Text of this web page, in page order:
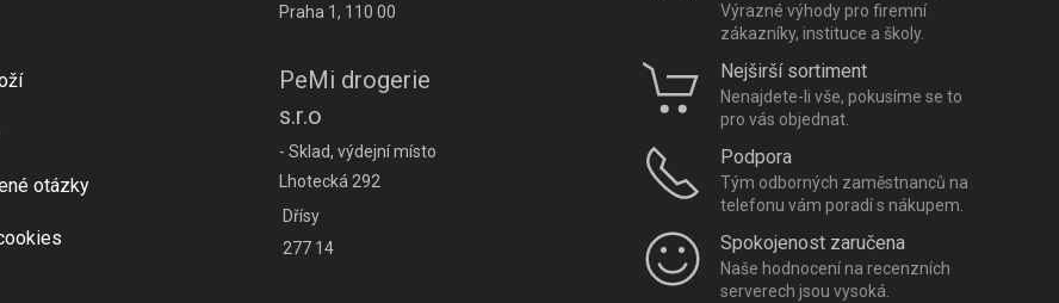
otázky
Praha 1, 110 00
PeMi drogerie
s.r.o
- Sklad, výdejní místo
Lhotecká 292
Dřísy
277 14
Výrazné výhody pro firemní
zákazníky, instituce a školy.
Nejširší sortiment
Nenajdete-li vše, pokusíme se to
pro vás objednat.
Podpora
Tým odborných zaměstnanců na
telefonu vám poradí s nákupem.
Spokojenost zaručena
Naše hodnocení na recenzních
serverech jsou vysoká.